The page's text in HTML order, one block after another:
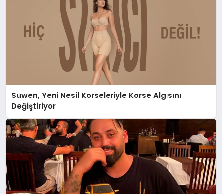
Suwen, Yeni Nesil Korseleriyle Korse Algısını
Değiştiriyor